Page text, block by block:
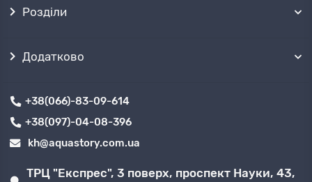
Розділи
Додатково
+38(066)-83-09-614
+38(097)-04-08-396
kh@aquastory.com.ua
ТРЦ "Експрес", 3 поверх, проспект Науки, 43,